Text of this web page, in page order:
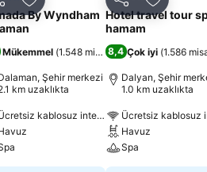
Favorilerime ekle
By Wyndham
Mükemmel (1.548 misafir puanı)
Şehir merkezi
km uzaklıkta
kablosuz internet
Paylaş
Hotel travel tour
hamam
8,4 Çok iyi (1.586
Dalyan, Şehir
1.0 km uzaklıkta
Ücretsiz kablosuz
Havuz
Spa